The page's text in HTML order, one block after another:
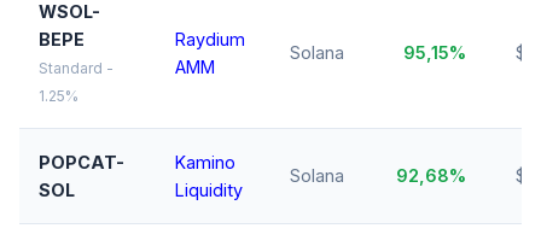
WSOL-
BEPE
Standard -
1.25%
Raydium
AMM
Solana 95,15%
POPCAT-
SOL
Kamino
Liquidity
Solana 92,68%